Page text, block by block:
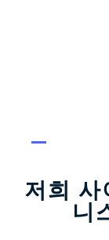
저희 사
니